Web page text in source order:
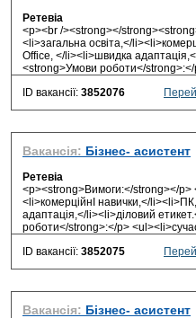
Ретевіа
<p><br /><strong></
<li>загальна освiта,</
Office, </li><li>швидка
<strong>Умови роботи</strong>:</
ID вакансії: 3852076
Вакансія: Бізнес- асистент
Ретевіа
<p><strong>Вимоги:</strong></p>
<li>комерційнI навички,</
адаптація,</li><li>дiловий
роботи</strong>:</p>
ID вакансії: 3852075
Вакансія: Бізнес- асистент